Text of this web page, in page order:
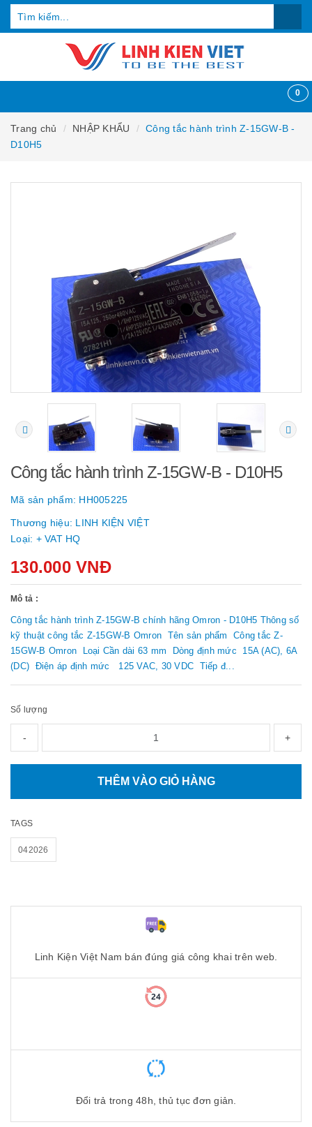
0
Trang chủ NHẬP KHẨU
Công tắc hành trình Z-15GW-B -
D10H5
Công tắc hành trình Z-15GW-B - D10H5
Mã sản phẩm: HH005225
Thương hiệu: LINH KIỆN VIỆT
Loại: + VAT HQ
130.000 VNĐ
Mô tả :
Công tắc hành trình Z-15GW-B chính hãng Omron - D10H5 Thông số
kỹ thuật công tắc Z-15GW-B Omron Tên sản phẩm Công tắc Z-
15GW-B Omron Loại Cần dài 63 mm Dòng định mức 15A (AC), 6A
(DC) Điện áp định mức 125 VAC, 30 VDC Tiếp đ...
Số lượng
- +
THÊM VÀO GIỎ HÀNG
TAGS
042026
Linh Kiện Việt Nam bán đúng giá công khai trên web.
Đổi trả trong 48h, thủ tục đơn giản.